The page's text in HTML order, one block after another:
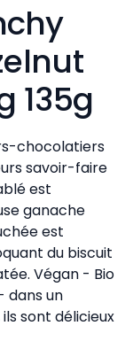
135g
chocolatiers
savoir-faire
est
ganache
est
du biscuit
Végan - Bio
dans un
sont délicieux